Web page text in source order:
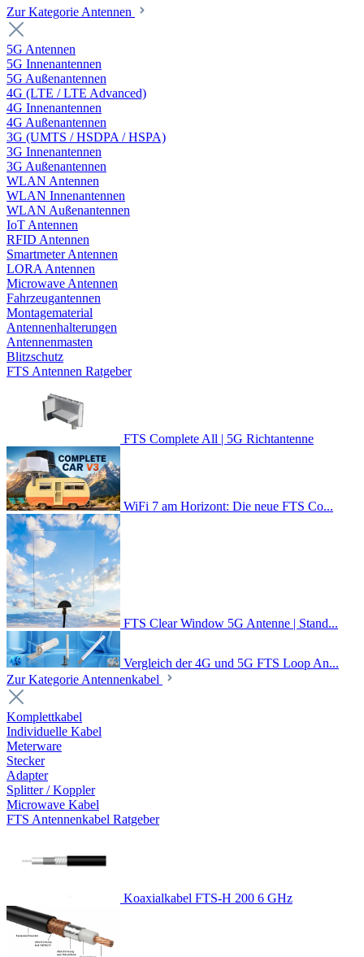
Zur Kategorie Antennen
5G Antennen
5G Innenantennen
5G Außenantennen
4G (LTE / LTE Advanced)
4G Innenantennen
4G Außenantennen
3G (UMTS / HSDPA / HSPA)
3G Innenantennen
3G Außenantennen
WLAN Antennen
WLAN Innenantennen
WLAN Außenantennen
IoT Antennen
RFID Antennen
Smartmeter Antennen
LORA Antennen
Microwave Antennen
Fahrzeugantennen
Montagematerial
Antennenhalterungen
Antennenmasten
Blitzschutz
FTS Antennen Ratgeber
FTS Complete All | 5G Richtantenne
WiFi 7 am Horizont: Die neue FTS Co...
FTS Clear Window 5G Antenne | Stand...
Vergleich der 4G und 5G FTS Loop An...
Zur Kategorie Antennenkabel
Komplettkabel
Individuelle Kabel
Meterware
Stecker
Adapter
Splitter / Koppler
Microwave Kabel
FTS Antennenkabel Ratgeber
Koaxialkabel FTS-H 200 6 GHz